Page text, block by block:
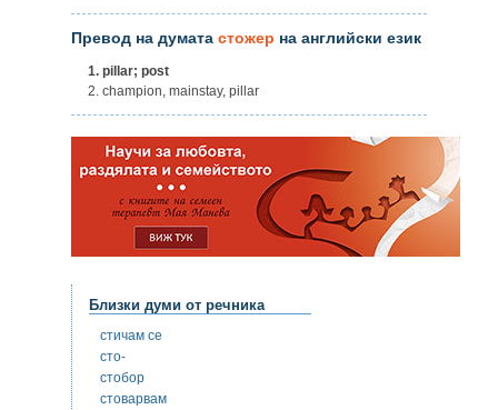
Превод на думата стожер на английски език
1. pillar; post
2. champion, mainstay, pillar
Близки думи от речника
стичам се
сто-
стобор
стоварвам